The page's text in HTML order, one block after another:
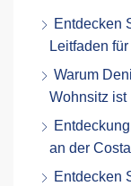
Entdecken
Leitfaden
Warum
Wohnsitz ist
an der
Entdecken